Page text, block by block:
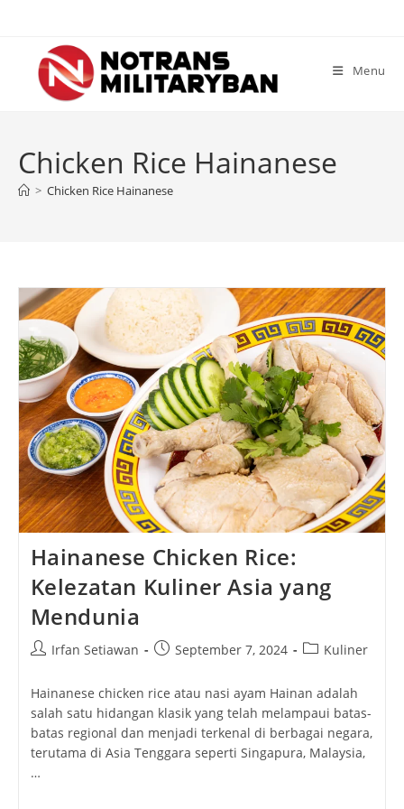
content
Menu
Chicken Rice Hainanese
> Chicken Rice Hainanese
Hainanese Chicken Rice:
Kelezatan Kuliner Asia yang
Mendunia
PostIrfan Setiawan
PostSeptember 7, 2024
PostKuliner
Hainanese chicken rice atau nasi ayam Hainan adalah
salah satu hidangan klasik yang telah melampaui batas-
batas regional dan menjadi terkenal di berbagai negara,
terutama di Asia Tenggara seperti Singapura, Malaysia,
…